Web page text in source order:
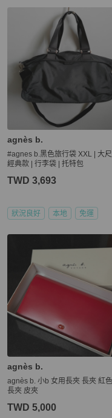
agnès b.
#agnes b.黑色旅行袋 XXL | 大尺
經典款 | 行李袋 | 托特包
TWD 3,693
狀況良好 本地 免運
agnès b.
agnès b. 小b 女用長夾 長夾 紅
長夾 皮夾
TWD 5,000